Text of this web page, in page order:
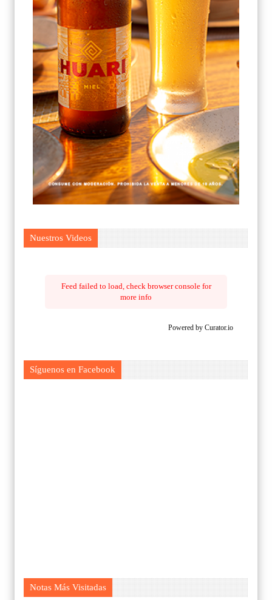
Nuestros Videos
Feed failed to load, check browser console for
more info
Powered by Curator.io
Síguenos en Facebook
Notas Más Visitadas